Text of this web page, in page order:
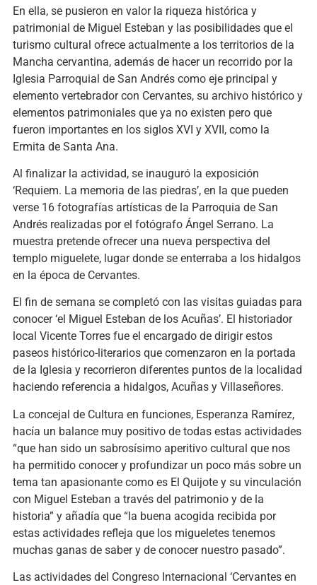
En ella, se pusieron en valor la riqueza histórica y
patrimonial de Miguel Esteban y las posibilidades que el
turismo cultural ofrece actualmente a los territorios de la
Mancha cervantina, además de hacer un recorrido por la
Iglesia Parroquial de San Andrés como eje principal y
elemento vertebrador con Cervantes, su archivo histórico y
elementos patrimoniales que ya no existen pero que
fueron importantes en los siglos XVI y XVII, como la
Ermita de Santa Ana.
Al finalizar la actividad, se inauguró la exposición
‘Requiem. La memoria de las piedras’, en la que pueden
verse 16 fotografías artísticas de la Parroquia de San
Andrés realizadas por el fotógrafo Ángel Serrano. La
muestra pretende ofrecer una nueva perspectiva del
templo miguelete, lugar donde se enterraba a los hidalgos
en la época de Cervantes.
El fin de semana se completó con las visitas guiadas para
conocer ‘el Miguel Esteban de los Acuñas’. El historiador
local Vicente Torres fue el encargado de dirigir estos
paseos histórico-literarios que comenzaron en la portada
de la Iglesia y recorrieron diferentes puntos de la localidad
haciendo referencia a hidalgos, Acuñas y Villaseñores.
La concejal de Cultura en funciones, Esperanza Ramírez,
hacía un balance muy positivo de todas estas actividades
“que han sido un sabrosísimo aperitivo cultural que nos
ha permitido conocer y profundizar un poco más sobre un
tema tan apasionante como es El Quijote y su vinculación
con Miguel Esteban a través del patrimonio y de la
historia” y añadía que “la buena acogida recibida por
estas actividades refleja que los migueletes tenemos
muchas ganas de saber y de conocer nuestro pasado”.
Las actividades del Congreso Internacional ‘Cervantes en